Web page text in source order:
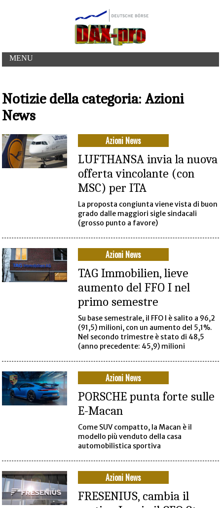
MENU
Notizie della categoria: Azioni
News
Azioni News
LUFTHANSA invia la nuova
offerta vincolante (con
MSC) per ITA
La proposta congiunta viene vista di buon
grado dalle maggiori sigle sindacali
(grosso punto a favore)
Azioni News
TAG Immobilien, lieve
aumento del FFO I nel
primo semestre
Su base semestrale, il FFO I è salito a 96,2
(91,5) milioni, con un aumento del 5,1%.
Nel secondo trimestre è stato di 48,5
(anno precedente: 45,9) milioni
Azioni News
PORSCHE punta forte sulle
E-Macan
Come SUV compatto, la Macan è il
modello più venduto della casa
automobilistica sportiva
Azioni News
FRESENIUS, cambia il